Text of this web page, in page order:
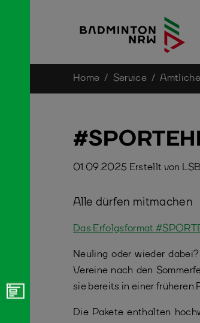
Home Service
01.09.2025 Erstellt von
Alle dürfen mitmachen
Das Erfolgsformat
Neuling oder wieder
Vereine nach den
sie bereits in einer früheren
Die Pakete enthalten